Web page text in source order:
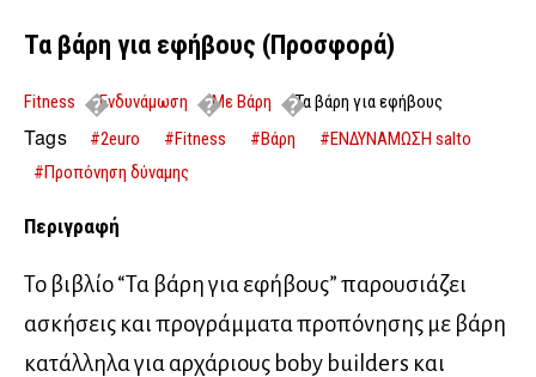
Τα βάρη για εφήβους (Προσφορά)
Fitness Ενδυνάμωση Με Βάρη
Τα βάρη για εφήβους
(Προσφορά)
Tags #2euro #Fitness #Βάρη
#ΕΝΔΥΝΑΜΩΣΗ salto
#Προπόνηση δύναμης
Περιγραφή
Το βιβλίο “Τα βάρη για εφήβους” παρουσιάζει
ασκήσεις και προγράμματα προπόνησης με βάρη
κατάλληλα για αρχάριους boby builders και